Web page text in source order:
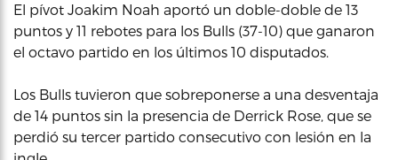
El pívot Joakim Noah aportó un doble-doble de 13
puntos y 11 rebotes para los Bulls (37-10) que ganaron
el octavo partido en los últimos 10 disputados.
Los Bulls tuvieron que sobreponerse a una desventaja
de 14 puntos sin la presencia de Derrick Rose, que se
perdió su tercer partido consecutivo con lesión en la